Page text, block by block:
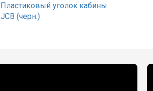
Пластиковый уголок кабины
JCB (черн.)